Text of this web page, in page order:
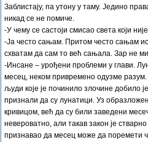
Заблистају, па утону у таму. Једино
никад се не помиче.
-У чему се састоји смисао света који није
-Ја често сањам. Притом често сањам
схватам да сам то већ сањала. Зар не
-Инсане – урођени проблеми у глави.
месец, неком привремено одузме разум.
људи које је починило злочине добило
признали да су лунатици. Уз
кривицом, већ да су били заведени
невероватно, али такав закон је
признавао да месец може да поремети